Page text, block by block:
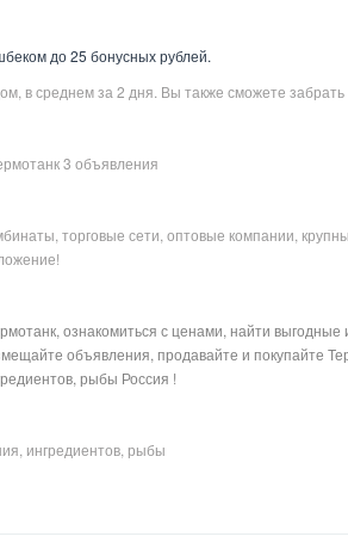
до 25 бонусных рублей.
в среднем за 2 дня. Вы также сможете забрать
3 объявления
торговые сети, оптовые компании,
ознакомиться с ценами, найти
объявления, продавайте и покупайте
рыбы Россия !
ингредиентов, рыбы